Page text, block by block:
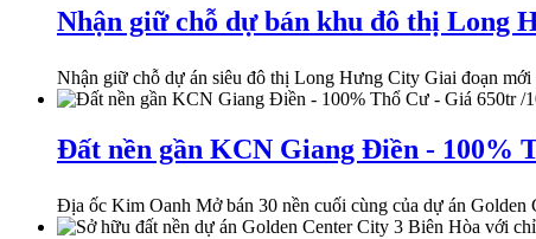
Nhận giữ chỗ dự bán khu đô thị Long
Nhận giữ chỗ dự án siêu đô thị Long Hưng City Giai đoạn
Đất nền gần KCN Giang Điền - 100%
Địa ốc Kim Oanh Mở bán 30 nền cuối cùng của dự án